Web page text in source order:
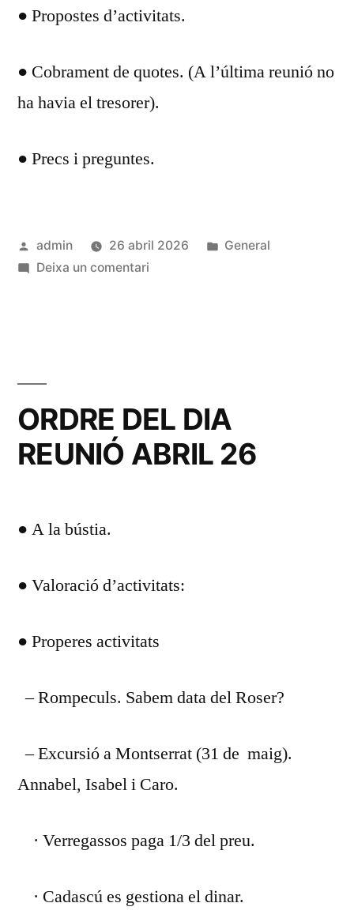
● Propostes d’activitats.
● Cobrament de quotes. (A l’última reunió no
ha havia el tresorer).
● Precs i preguntes.
Publicat
per
admin 26 abril 2026
Publicat
General
Deixa un comentaria
ORDRE DEL DIA
REUNIÓ ABRIL 26
● A la bústia.
● Valoració d’activitats:
● Properes activitats
– Rompeculs. Sabem data del Roser?
– Excursió a Montserrat (31 de maig).
Annabel, Isabel i Caro.
· Verregassos paga 1/3 del preu.
· Cadascú es gestiona el dinar.